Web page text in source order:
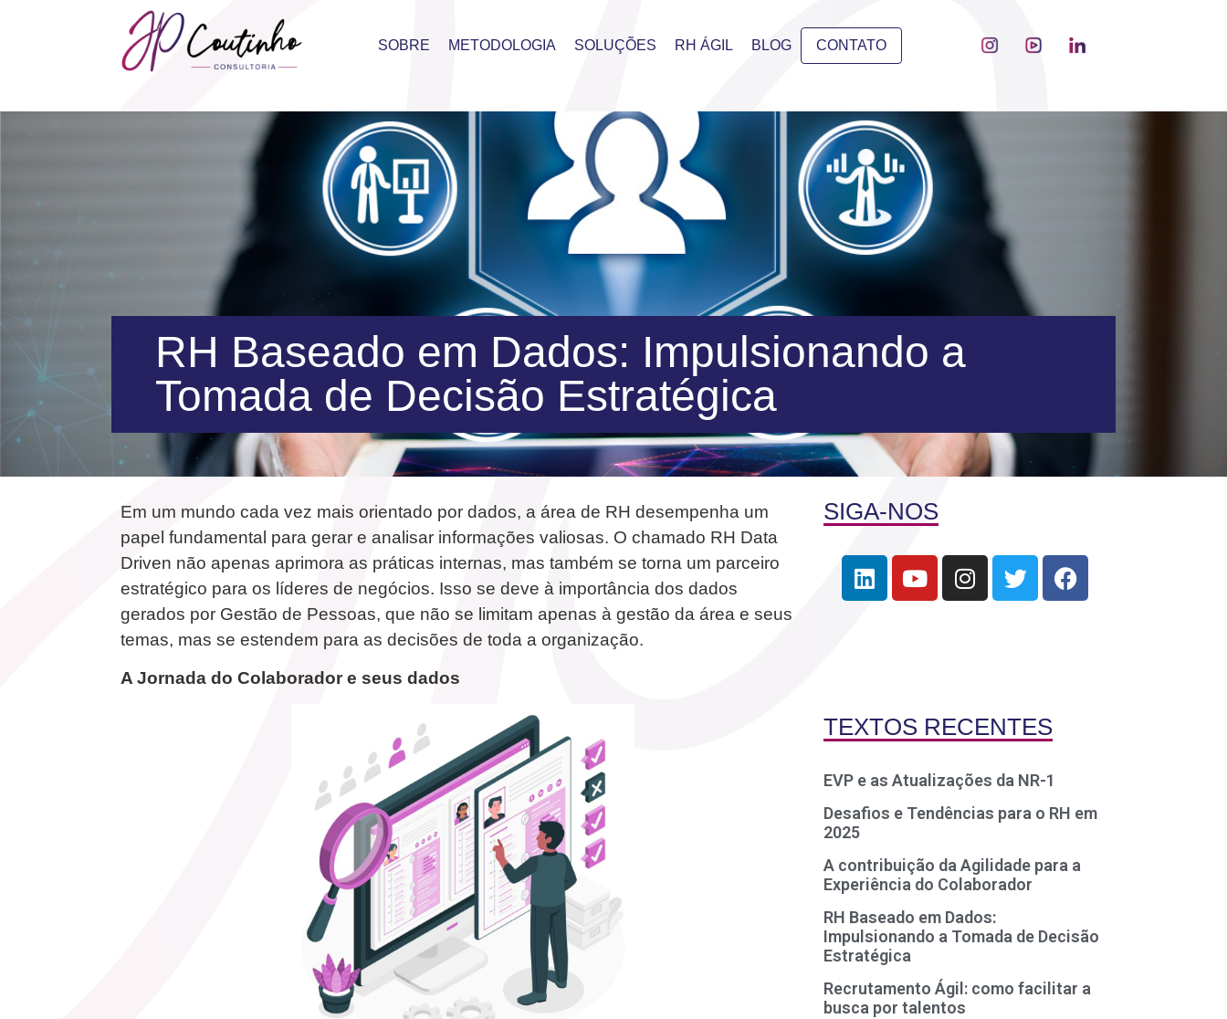
SOBRE METODOLOGIA SOLUÇÕES RH ÁGIL BLOG CONTATO
RH Baseado em Dados: Impulsionando a
Tomada de Decisão Estratégica
Em um mundo cada vez mais orientado por dados, a área de RH desempenha um
papel fundamental para gerar e analisar informações valiosas. O chamado RH Data
Driven não apenas aprimora as práticas internas, mas também se torna um parceiro
estratégico para os líderes de negócios. Isso se deve à importância dos dados
gerados por Gestão de Pessoas, que não se limitam apenas à gestão da área e seus
temas, mas se estendem para as decisões de toda a organização.
A Jornada do Colaborador e seus dados
SIGA-NOS
TEXTOS RECENTES
EVP e as Atualizações da NR-1
Desafios e Tendências para o RH em
2025
A contribuição da Agilidade para a
Experiência do Colaborador
RH Baseado em Dados:
Impulsionando a Tomada de Decisão
Estratégica
Recrutamento Ágil: como facilitar a
busca por talentos